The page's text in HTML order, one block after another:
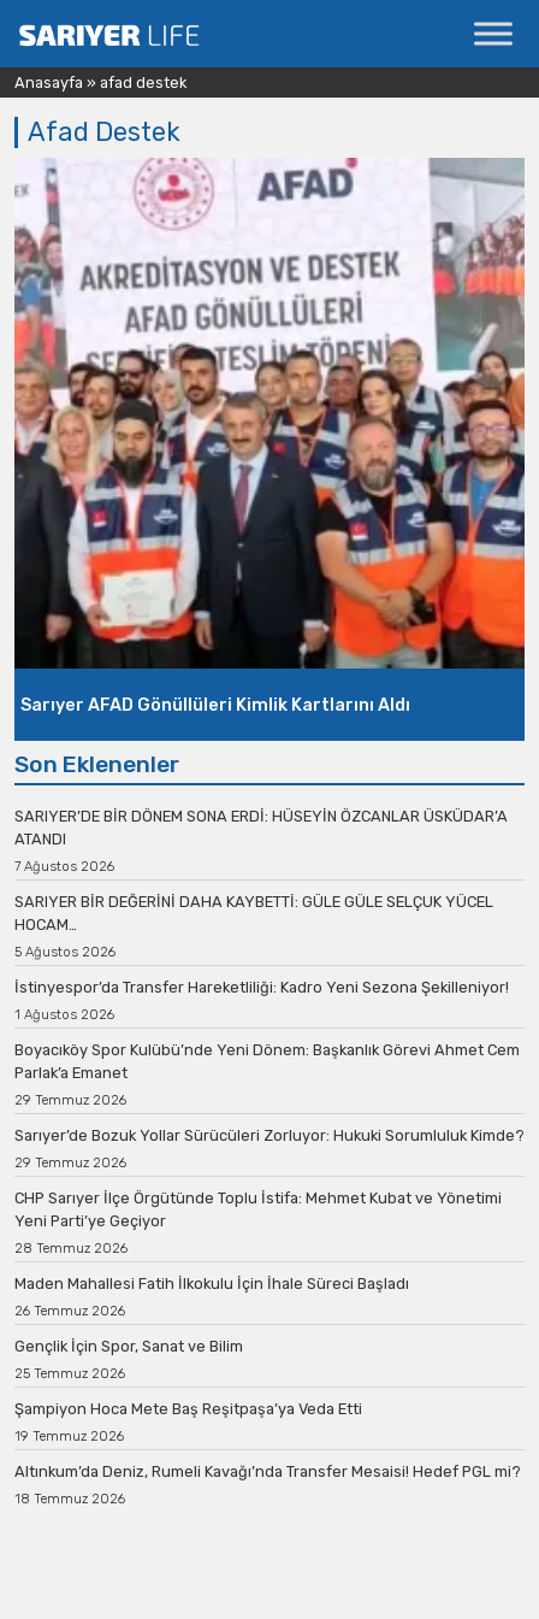
Anasayfa » afad destek
Afad Destek
Sarıyer AFAD Gönüllüleri Kimlik Kartlarını Aldı
Son Eklenenler
SARIYER’DE BİR DÖNEM SONA ERDİ: HÜSEYİN ÖZCANLAR ÜSKÜDAR’A
ATANDI
7 Ağustos 2026
SARIYER BİR DEĞERİNİ DAHA KAYBETTİ: GÜLE GÜLE SELÇUK YÜCEL
HOCAM…
5 Ağustos 2026
İstinyespor’da Transfer Hareketliliği: Kadro Yeni Sezona Şekilleniyor!
1 Ağustos 2026
Boyacıköy Spor Kulübü’nde Yeni Dönem: Başkanlık Görevi Ahmet Cem
Parlak’a Emanet
29 Temmuz 2026
Sarıyer’de Bozuk Yollar Sürücüleri Zorluyor: Hukuki Sorumluluk Kimde?
29 Temmuz 2026
CHP Sarıyer İlçe Örgütünde Toplu İstifa: Mehmet Kubat ve Yönetimi
Yeni Parti’ye Geçiyor
28 Temmuz 2026
Maden Mahallesi Fatih İlkokulu İçin İhale Süreci Başladı
26 Temmuz 2026
Gençlik İçin Spor, Sanat ve Bilim
25 Temmuz 2026
Şampiyon Hoca Mete Baş Reşitpaşa’ya Veda Etti
19 Temmuz 2026
Altınkum’da Deniz, Rumeli Kavağı’nda Transfer Mesaisi! Hedef PGL mi?
18 Temmuz 2026